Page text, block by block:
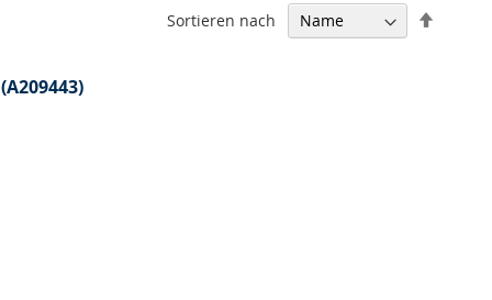
Sortieren nach